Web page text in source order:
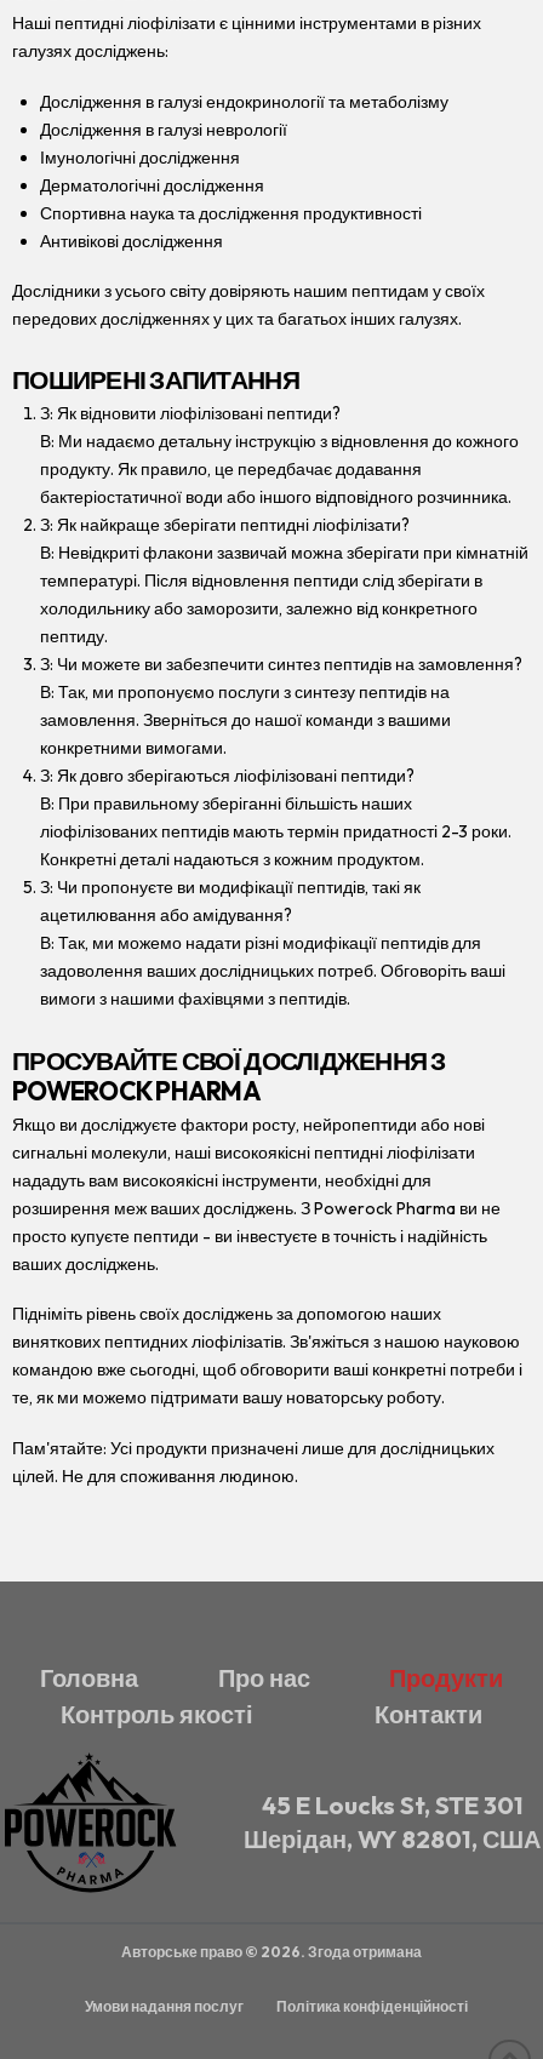
Наші пептидні ліофілізати є цінними інструментами в різних
галузях досліджень:
Дослідження в галузі ендокринології та метаболізму
Дослідження в галузі неврології
Імунологічні дослідження
Дерматологічні дослідження
Спортивна наука та дослідження продуктивності
Антивікові дослідження
Дослідники з усього світу довіряють нашим пептидам у своїх
передових дослідженнях у цих та багатьох інших галузях.
ПОШИРЕНІ ЗАПИТАННЯ
З: Як відновити ліофілізовані пептиди?
В: Ми надаємо детальну інструкцію з відновлення до кожного
продукту. Як правило, це передбачає додавання
бактеріостатичної води або іншого відповідного розчинника.
З: Як найкраще зберігати пептидні ліофілізати?
В: Невідкриті флакони зазвичай можна зберігати при кімнатній
температурі. Після відновлення пептиди слід зберігати в
холодильнику або заморозити, залежно від конкретного
пептиду.
З: Чи можете ви забезпечити синтез пептидів на замовлення?
В: Так, ми пропонуємо послуги з синтезу пептидів на
замовлення. Зверніться до нашої команди з вашими
конкретними вимогами.
З: Як довго зберігаються ліофілізовані пептиди?
В: При правильному зберіганні більшість наших
ліофілізованих пептидів мають термін придатності 2-3 роки.
Конкретні деталі надаються з кожним продуктом.
З: Чи пропонуєте ви модифікації пептидів, такі як
ацетилювання або амідування?
В: Так, ми можемо надати різні модифікації пептидів для
задоволення ваших дослідницьких потреб. Обговоріть ваші
вимоги з нашими фахівцями з пептидів.
ПРОСУВАЙТЕ СВОЇ ДОСЛІДЖЕННЯ З
POWEROCK PHARMA
Якщо ви досліджуєте фактори росту, нейропептиди або нові
сигнальні молекули, наші високоякісні пептидні ліофілізати
нададуть вам високоякісні інструменти, необхідні для
розширення меж ваших досліджень. З Powerock Pharma ви не
просто купуєте пептиди - ви інвестуєте в точність і надійність
ваших досліджень.
Підніміть рівень своїх досліджень за допомогою наших
виняткових пептидних ліофілізатів. Зв'яжіться з нашою науковою
командою вже сьогодні, щоб обговорити ваші конкретні потреби і
те, як ми можемо підтримати вашу новаторську роботу.
Пам'ятайте: Усі продукти призначені лише для дослідницьких
цілей. Не для споживання людиною.
Головна Про нас
Продукти
Контроль якості
Контакти
45 E Loucks St, STE 301
Шерідан, WY 82801, США
Авторське право © 2026. Згода отримана
Умови надання послуг Політика конфіденційності